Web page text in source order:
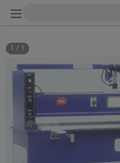
1
/
1